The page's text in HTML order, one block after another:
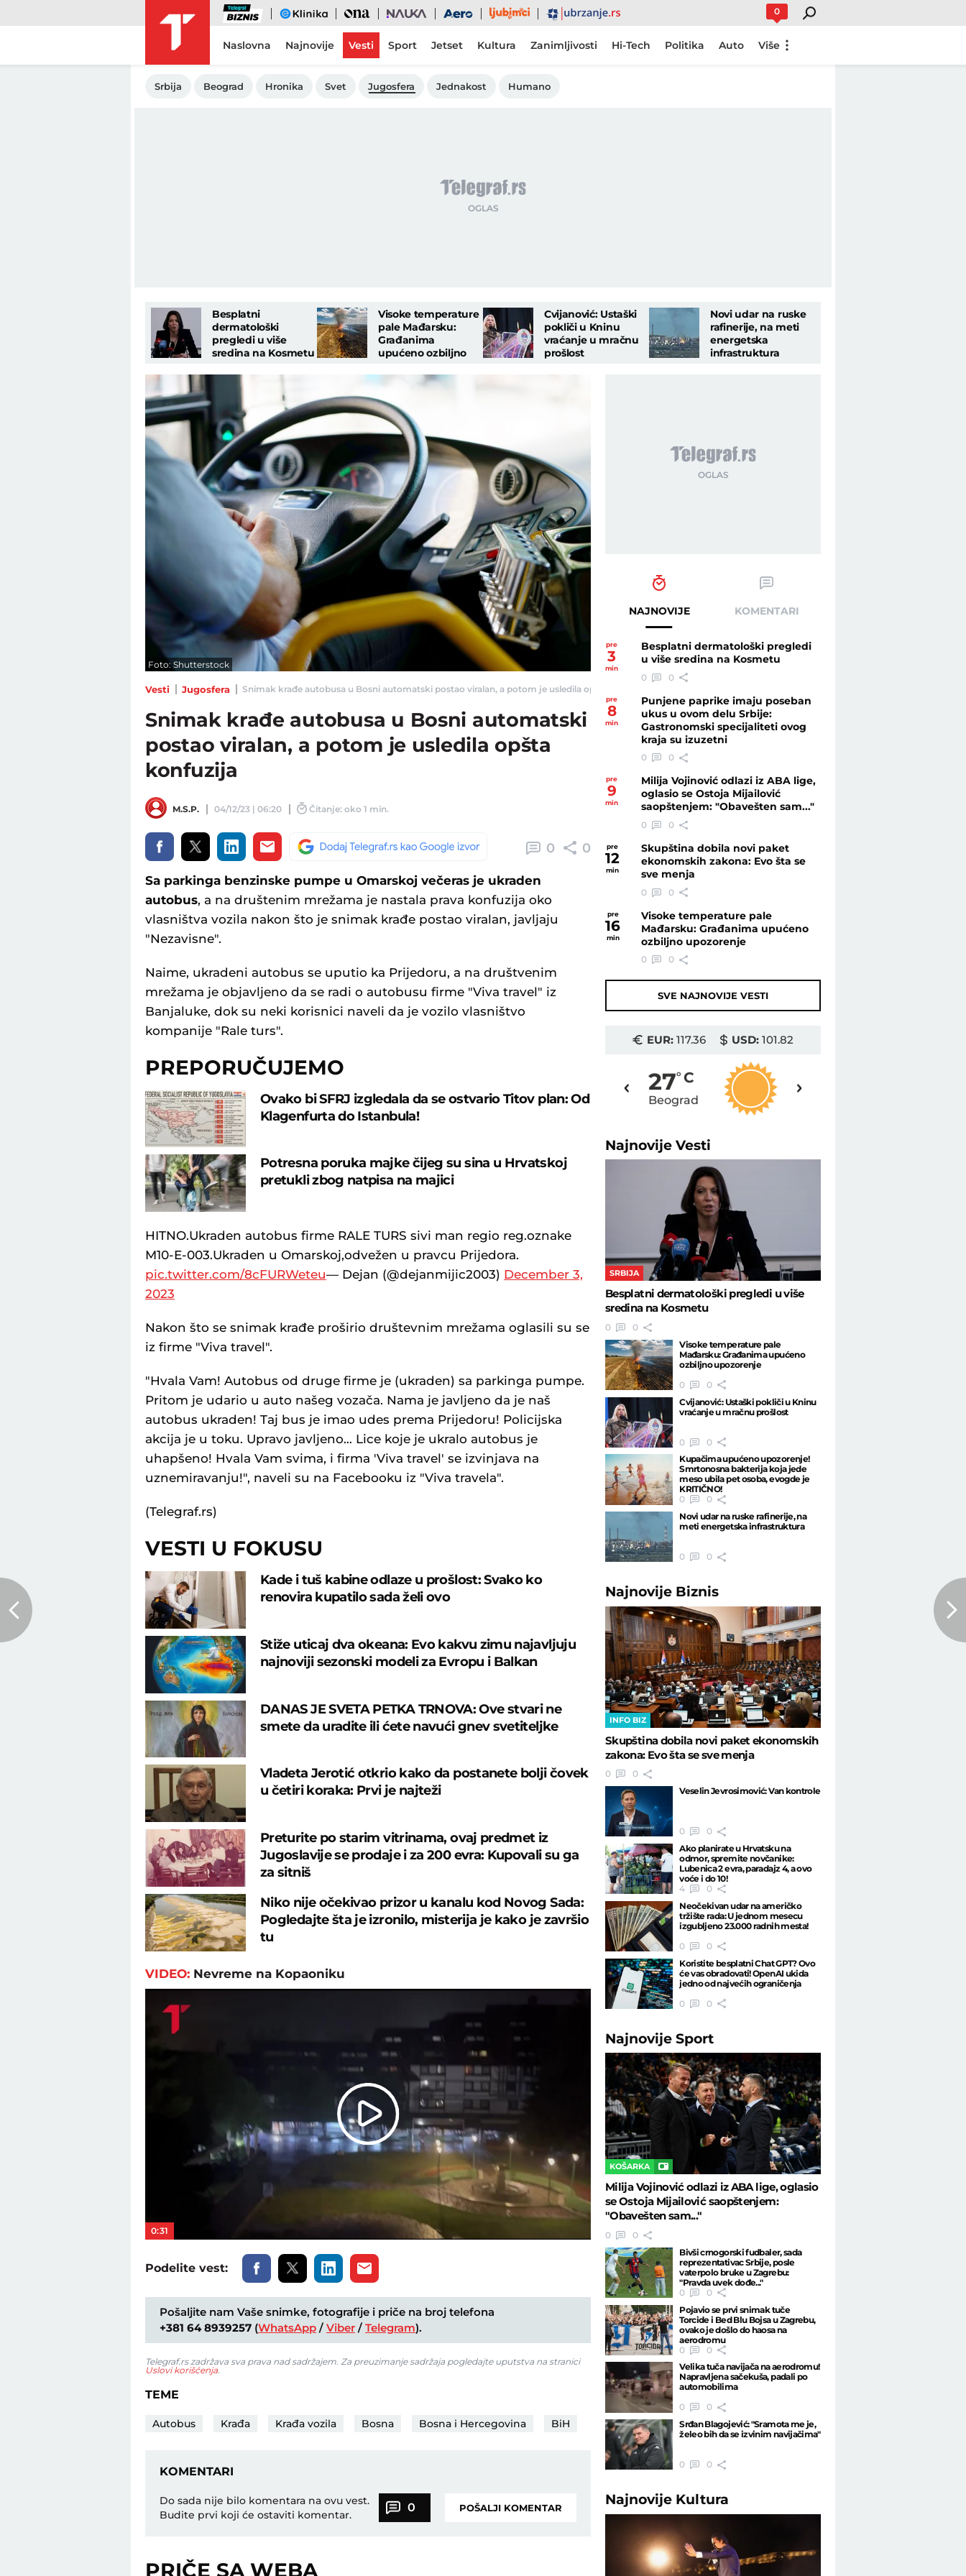
Biznis eKlinika Ona Nauka Aero Ljubimci Ubrzanje 0
Naslovna Najnovije Vesti Sport Jetset Kultura Zanimljivosti Hi-Tech Politika Auto Više
Srbija Beograd Hronika Svet Jugosfera Jednakost Humano
Besplatni
dermatološki
pregledi u više
sredina na Kosmetu
Visoke temperature
pale Mađarsku:
Građanima
upućeno ozbiljno
Cvijanović: Ustaški
pokliči u Kninu
vraćanje u mračnu
prošlost
Novi udar na ruske
rafinerije, na meti
energetska
infrastruktura
Foto: Shutterstock
Vesti Jugosfera Snimak krađe autobusa u Bosni automatski postao viralan, a potom je usledila opšta konfuzija - Telegraf.rs
Snimak krađe autobusa u Bosni automatski
postao viralan, a potom je usledila opšta
konfuzija
M.S.P. 04/12/23 | 06:20 Čitanje: oko 1 min.
0 0
Sa parkinga benzinske pumpe u Omarskoj večeras je ukraden
autobus, a na društenim mrežama je nastala prava konfuzija oko
vlasništva vozila nakon što je snimak krađe postao viralan, javljaju
"Nezavisne".
Naime, ukradeni autobus se uputio ka Prijedoru, a na društvenim
mrežama je objavljeno da se radi o autobusu firme "Viva travel" iz
Banjaluke, dok su neki korisnici naveli da je vozilo vlasništvo
kompanije "Rale turs".
PREPORUČUJEMO
Ovako bi SFRJ izgledala da se ostvario Titov plan: Od
Klagenfurta do Istanbula!
Potresna poruka majke čijeg su sina u Hrvatskoj
pretukli zbog natpisa na majici
HITNO.Ukraden autobus firme RALE TURS sivi man regio reg.oznake
M10-E-003.Ukraden u Omarskoj,odvežen u pravcu Prijedora.
pic.twitter.com/8cFURWeteu— Dejan (@dejanmijic2003) December 3,
2023
Nakon što se snimak krađe proširio društevnim mrežama oglasili su se
iz firme "Viva travel".
"Hvala Vam! Autobus od druge firme je (ukraden) sa parkinga pumpe.
Pritom je udario u auto našeg vozača. Nama je javljeno da je naš
autobus ukraden! Taj bus je imao udes prema Prijedoru! Policijska
akcija je u toku. Upravo javljeno… Lice koje je ukralo autobus je
uhapšeno! Hvala Vam svima, i firma 'Viva travel' se izvinjava na
uznemiravanju!", naveli su na Facebooku iz "Viva travela".
(Telegraf.rs)
VESTI U FOKUSU
Kade i tuš kabine odlaze u prošlost: Svako ko
renovira kupatilo sada želi ovo
Stiže uticaj dva okeana: Evo kakvu zimu najavljuju
najnoviji sezonski modeli za Evropu i Balkan
DANAS JE SVETA PETKA TRNOVA: Ove stvari ne
smete da uradite ili ćete navući gnev svetiteljke
Vladeta Jerotić otkrio kako da postanete bolji čovek
u četiri koraka: Prvi je najteži
Preturite po starim vitrinama, ovaj predmet iz
Jugoslavije se prodaje i za 200 evra: Kupovali su ga
za sitniš
Niko nije očekivao prizor u kanalu kod Novog Sada:
Pogledajte šta je izronilo, misterija je kako je završio
tu
VIDEO: Nevreme na Kopaoniku
Play
Video
0:31
Podelite vest:
Pošaljite nam Vaše snimke, fotografije i priče na broj telefona
+381 64 8939257 (WhatsApp / Viber / Telegram).
Telegraf.rs zadržava sva prava nad sadržajem. Za preuzimanje sadržaja pogledajte uputstva na stranici
Uslovi korišćenja
TEME
Autobus Krađa Krađa vozila Bosna Bosna i Hercegovina BiH
KOMENTARI
Do sada nije bilo komentara na ovu vest.
Budite prvi koji će ostaviti komentar.
0 POŠALJI KOMENTAR
PRIČE SA WEBA
NAJNOVIJE KOMENTARI
pre
3
min
Besplatni dermatološki pregledi
u više sredina na Kosmetu
0 0
pre
8
min
Punjene paprike imaju poseban
ukus u ovom delu Srbije:
Gastronomski specijaliteti ovog
kraja su izuzetni
0 0
pre
9
min
Milija Vojinović odlazi iz ABA lige,
oglasio se Ostoja Mijailović
saopštenjem: "Obavešten sam..."
0 0
pre
12
min
Skupština dobila novi paket
ekonomskih zakona: Evo šta se
sve menja
0 0
pre
16
min
Visoke temperature pale
Mađarsku: Građanima upućeno
ozbiljno upozorenje
0 0
SVE NAJNOVIJE VESTI
EUR:117.36 USD: 101.82
Priština
27o C
Beograd
NajnovijeVesti
SRBIJA
Besplatni dermatološki pregledi u više
sredina na Kosmetu
0
0
Visoke temperature pale
Mađarsku: Građanima upućeno
ozbiljno upozorenje
0
0
Cvijanović: Ustaški pokliči u Kninu
vraćanje u mračnu prošlost
0
0
Kupačima upućeno upozorenje!
Smrtonosna bakterija koja jede
meso ubila pet osoba, evogde je
KRITIČNO!
0
0
Novi udar na ruske rafinerije, na
meti energetska infrastruktura
0 0
Najnovije Biznis
INFO BIZ
Skupština dobila novi paket ekonomskih
zakona: Evo šta se sve menja
0
0
Veselin Jevrosimović: Van kontrole
0
0
Ako planirate u Hrvatsku na
odmor, spremite novčanike:
Lubenica 2 evra, paradajz 4, a ovo
voće i do 10!
4
0
Neočekivan udar na američko
tržište rada: U jednom mesecu
izgubljeno 23.000 radnih mesta!
0
0
Koristite besplatni Chat GPT? Ovo
će vas obradovati! OpenAI ukida
jedno od najvećih ograničenja
0
0
NajnovijeSport
KOŠARKA
Milija Vojinović odlazi iz ABA lige, oglasio
se Ostoja Mijailović saopštenjem:
"Obavešten sam..."
0
0
Bivši crnogorski fudbaler, sada
reprezentativac Srbije, posle
vaterpolo bruke u Zagrebu:
"Pravda uvek dođe..."
0
0
Pojavio se prvi snimak tuče
Torcide i Bed Blu Bojsa u Zagrebu,
ovako je došlo do haosa na
aerodromu
0
0
Velika tuča navijača na aerodromu!
Napravljena sačekuša, padali po
automobilima
0
0
Srđan Blagojević: "Sramota me je,
želeo bih da se izvinim navijačima"
0 0
Najnovije Kultura